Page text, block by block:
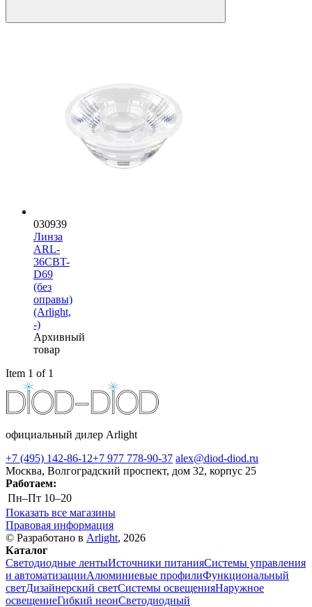
030939
Линза
ARL-
36CBT-
D69
(без
оправы)
(Arlight,
-)
Архивный
товар
Item 1 of 1
официальный дилер Arlight
+7 (495) 142-86-12+7 977 778-90-37 alex@diod-diod.ru
Москва, Волгоградский проспект, дом 32, корпус 25
Работаем:
Пн–Пт 10–20
Показать все магазины
Правовая информация
© Разработано в Arlight, 2026
Каталог
Светодиодные лентыИсточники питанияСистемы управления
и автоматизацииАлюминиевые профилиФункциональный
светДизайнерский светСистемы освещенияНаружное
освещениеГибкий неонСветодиодный